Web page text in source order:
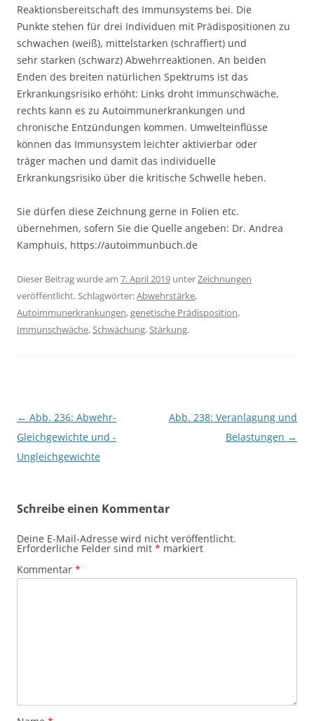
Reaktionsbereitschaft des Immunsystems bei. Die
Punkte stehen für drei Individuen mit Prädispositionen zu
schwachen (weiß), mittelstarken (schraffiert) und
sehr starken (schwarz) Abwehrreaktionen. An beiden
Enden des breiten natürlichen Spektrums ist das
Erkrankungsrisiko erhöht: Links droht Immunschwäche,
rechts kann es zu Autoimmunerkrankungen und
chronische Entzündungen kommen. Umwelteinflüsse
können das Immunsystem leichter aktivierbar oder
träger machen und damit das individuelle
Erkrankungsrisiko über die kritische Schwelle heben.
Sie dürfen diese Zeichnung gerne in Folien etc.
übernehmen, sofern Sie die Quelle angeben: Dr. Andrea
Kamphuis, https://autoimmunbuch.de
Dieser Beitrag wurde am 7. April 2019 unterZeichnungen
veröffentlicht. Schlagwörter:Abwehrstärke,
Autoimmunerkrankungen,genetische Prädisposition,
Immunschwäche,Schwächung,Stärkung.
Beitragsnavigation
← Abb. 236: Abwehr-
Gleichgewichte und -
Ungleichgewichte
Abb. 238: Veranlagung und
Belastungen →
Schreibe einen Kommentar
Deine E-Mail-Adresse wird nicht veröffentlicht.
Erforderliche Felder sind mit * markiert
Kommentar *